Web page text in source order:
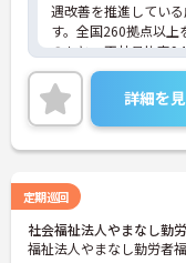
遇改善を推進してい
す。全国260拠点以上
のもと、正社員比率
構築しています。資
専門資格と成果が収入
ます。夜勤なしの完
し、日々の記録業務
め、施設勤務特有の
談で不安を解消でき
祉士の資格取得やサ責
アップを目指す有資
す。
詳細を
定期巡回
社会福祉法人やまなし勤
福祉法人やまなし勤労者